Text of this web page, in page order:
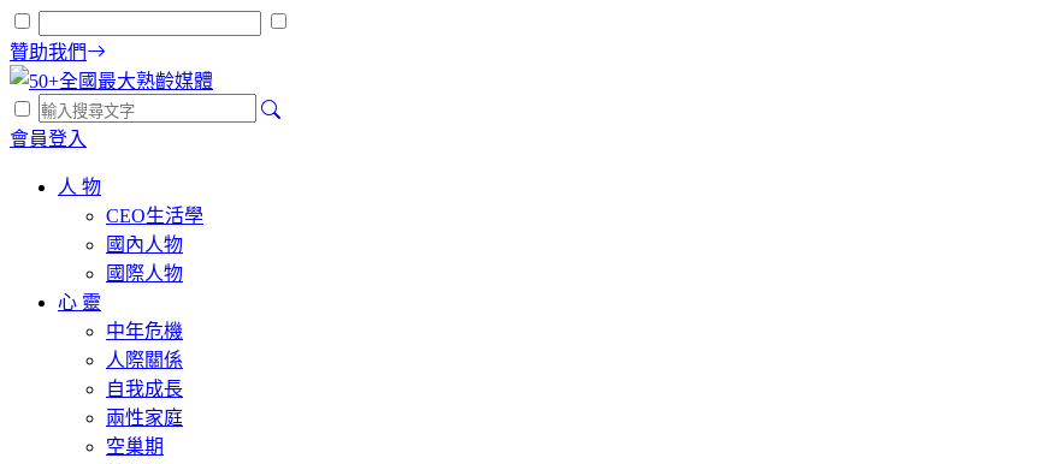
贊助我們
會員登入
人 物
CEO生活學
國內人物
國際人物
心 靈
中年危機
人際關係
自我成長
兩性家庭
空巢期